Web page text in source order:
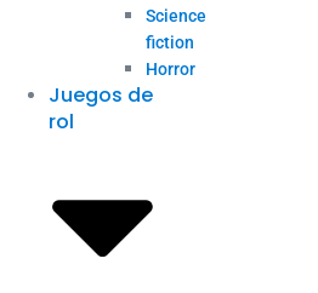
Science
fiction
Horror
Juegos de
rol